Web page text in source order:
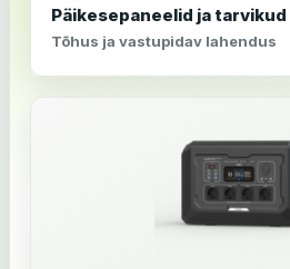
Päikesepaneelid ja tarvikud
Tõhus ja vastupidav lahendus